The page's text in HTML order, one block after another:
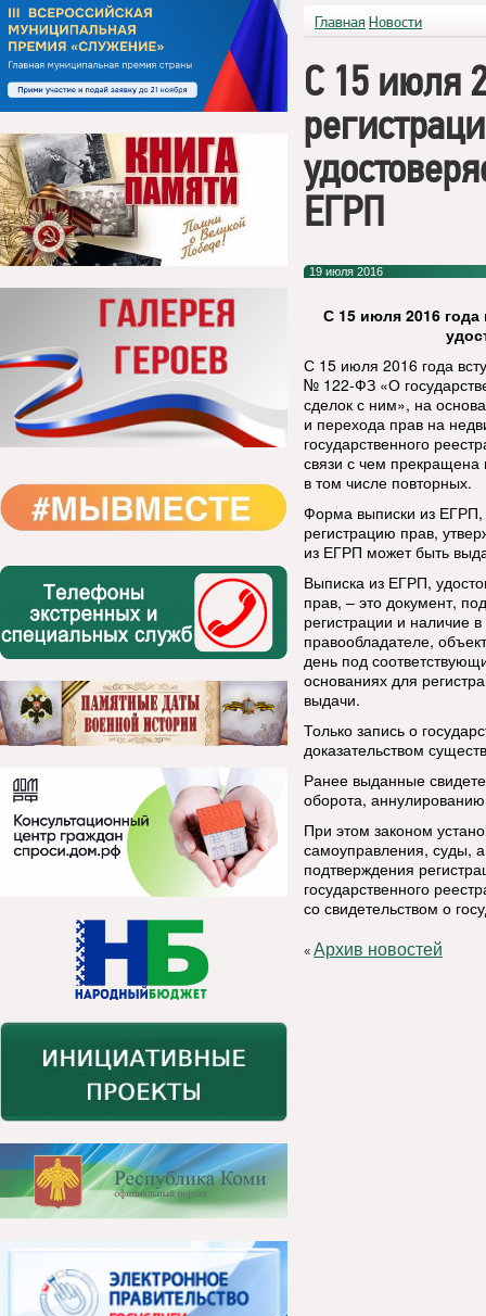
Главная Новости
С 15 июля
ЕГРП
19 июля 2016
С 15 июля 2016 года
С 15 июля 2016 года
№ 122-ФЗ «О
сделок с ним», на
и перехода прав на
государственного
связи с чем прекращена
в том числе повторных.
Форма выписки из ЕГРП,
регистрацию прав,
из ЕГРП может быть
Выписка из ЕГРП,
прав, – это документ,
регистрации и наличие
правообладателе,
день под
основаниях для
выдачи.
Только запись о
доказательством
Ранее выданные
оборота,
При этом законом
самоуправления, суды,
подтверждения
государственного
со свидетельством о
«Архив новостей